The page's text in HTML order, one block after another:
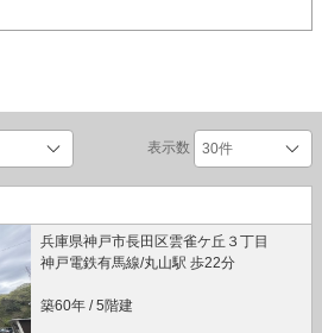
表示数
兵庫県神戸市長田区雲雀ケ丘３丁目
神戸電鉄有馬線/丸山駅 歩22分
築60年 / 5階建